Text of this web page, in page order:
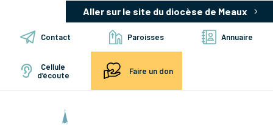
Aller sur le site du diocèse de Meaux
Contact Paroisses Annuaire
Cellule
d’écoute
Faire un don